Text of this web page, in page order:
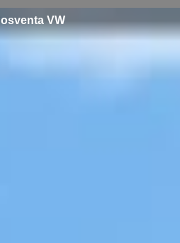
VW
Corporativos